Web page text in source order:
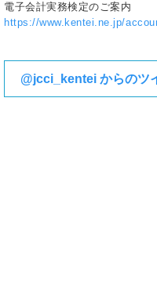
電子会計実務検定のご案内
https://www.kentei.ne.jp/
@jcci_kentei からのツ